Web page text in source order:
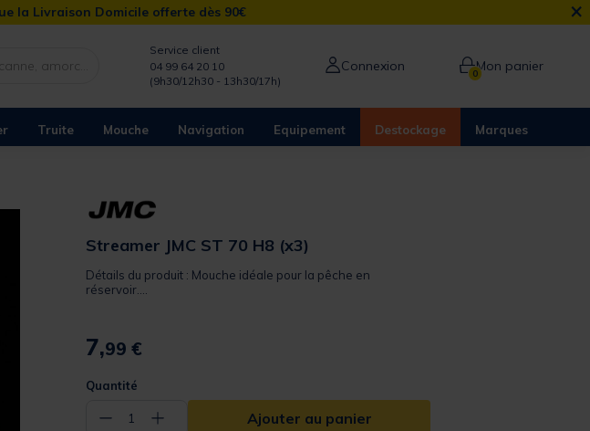
la Livraison Domicile offerte dès 90€ ×
Service client
04 99 64 20 10
(9h30/12h30 - 13h30/17h)
Connexion 0Mon panier
Truite Mouche Navigation Equipement Destockage Marques
Streamer JMC ST 70 H8 (x3)
Détails du produit : Mouche idéale pour la pêche en
réservoir....
7,99 €
Quantité
− 1 + Ajouter au panier